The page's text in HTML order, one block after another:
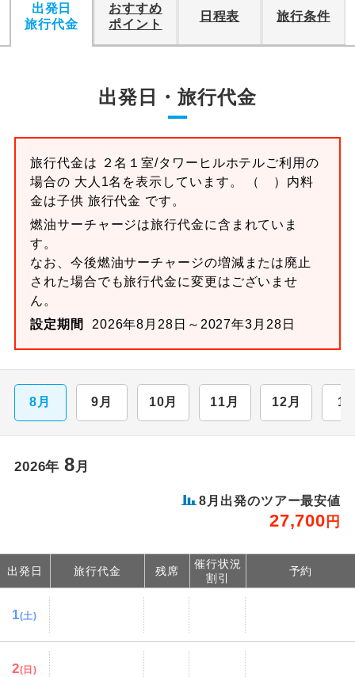
出発日
旅行代金
おすすめ
ポイント
日程表 旅行条件
出発日・旅行代金
旅行代金は ２名１室/タワーヒルホテルご利用の
場合の 大人1名を表示しています。 （ ）内料
金は子供 旅行代金 です。
燃油サーチャージは旅行代金に含まれていま
す。
なお、今後燃油サーチャージの増減または廃止
された場合でも旅行代金に変更はございませ
ん。
設定期間
2026年8月28日～2027年3月28日
8月 9月 10月 11月 12月 1
2026年 8月
8月出発のツアー最安値
27,700 円
出発日 旅行代金 残席
催行状況
割引
予約
1(土)
2(日)